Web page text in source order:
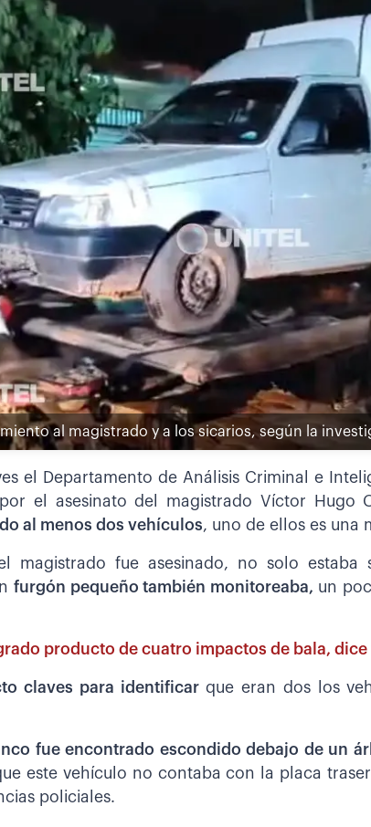
al magistrado y a los sicarios, según la
el Departamento de Análisis Criminal e
el asesinato del magistrado Víctor Hugo
al menos dos vehículos, uno de ellos es una
magistrado fue asesinado, no solo estaba
furgón pequeño también monitoreaba, un
producto de cuatro impactos de bala, dice
claves para identificarque eran dos los
fue encontrado escondido debajo de un
este vehículo no contaba con la placa
policiales.